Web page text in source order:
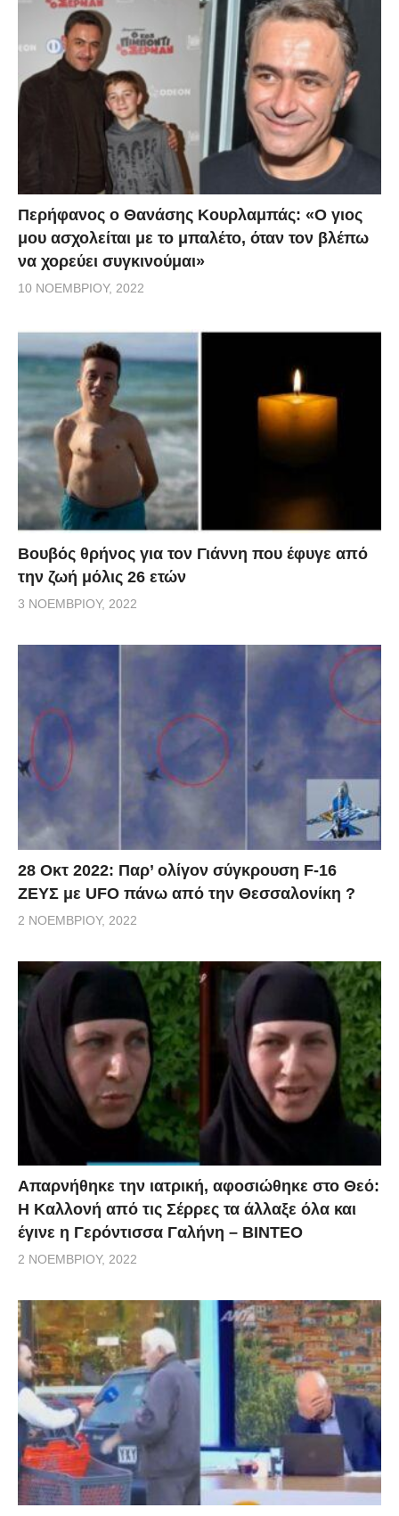
Περήφανος ο Θανάσης Κουρλαμπάς: «Ο γιος
μου ασχολείται με το μπαλέτο, όταν τον βλέπω
να χορεύει συγκινούμαι»
10 ΝΟΕΜΒΡΊΟΥ, 2022
Βουβός θρήνος για τον Γιάννη που έφυγε από
την ζωή μόλις 26 ετών
3 ΝΟΕΜΒΡΊΟΥ, 2022
28 Οκτ 2022: Παρ’ ολίγον σύγκρουση F-16
ΖΕΥΣ με UFO πάνω από την Θεσσαλονίκη ?
2 ΝΟΕΜΒΡΊΟΥ, 2022
Απαρνήθηκε την ιατρική, αφοσιώθηκε στο Θεό:
Η Καλλονή από τις Σέρρες τα άλλαξε όλα και
έγινε η Γερόντισσα Γαλήνη – ΒΙΝΤΕΟ
2 ΝΟΕΜΒΡΊΟΥ, 2022